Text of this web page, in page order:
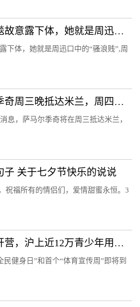
陷害王心凌，红毯故意露下体，她就是周迅口中的“骚浪贱”
下体，她就是周迅口中的“骚浪贱”,周
罗马诺：萨马尔季奇周三晚抵达米兰，周四上午接受国米体检
息，萨马尔季奇将在周三抵达米兰，
子 关于七夕节快乐的说说
祝福所有的情侣们，爱情甜蜜永恒。3
三千余期夏令营开营，沪上近12万青少年用运动欢度暑假
民健身日”和首个“体育宣传周”即将到